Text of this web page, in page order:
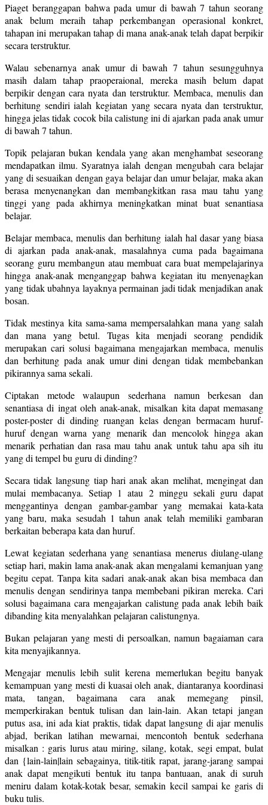
Piaget beranggapan bahwa pada umur di bawah 7 tahun seorang
anak belum meraih tahap perkembangan operasional konkret,
tahapan ini merupakan tahap di mana anak-anak telah dapat berpikir
secara terstruktur.
Walau sebenarnya anak umur di bawah 7 tahun sesungguhnya
masih dalam tahap praoperaional, mereka masih belum dapat
berpikir dengan cara nyata dan terstruktur. Membaca, menulis dan
berhitung sendiri ialah kegiatan yang secara nyata dan terstruktur,
hingga jelas tidak cocok bila calistung ini di ajarkan pada anak umur
di bawah 7 tahun.
Topik pelajaran bukan kendala yang akan menghambat seseorang
mendapatkan ilmu. Syaratnya ialah dengan mengubah cara belajar
yang di sesuaikan dengan gaya belajar dan umur belajar, maka akan
berasa menyenangkan dan membangkitkan rasa mau tahu yang
tinggi yang pada akhirnya meningkatkan minat buat senantiasa
belajar.
Belajar membaca, menulis dan berhitung ialah hal dasar yang biasa
di ajarkan pada anak-anak, masalahnya cuma pada bagaimana
seorang guru membangun atau membuat cara buat mempelajarinya
hingga anak-anak menganggap bahwa kegiatan itu menyenagkan
yang tidak ubahnya layaknya permainan jadi tidak menjadikan anak
bosan.
Tidak mestinya kita sama-sama mempersalahkan mana yang salah
dan mana yang betul. Tugas kita menjadi seorang pendidik
merupakan cari solusi bagaimana mengajarkan membaca, menulis
dan berhitung pada anak umur dini dengan tidak membebankan
pikirannya sama sekali.
Ciptakan metode walaupun sederhana namun berkesan dan
senantiasa di ingat oleh anak-anak, misalkan kita dapat memasang
poster-poster di dinding ruangan kelas dengan bermacam huruf-
huruf dengan warna yang menarik dan mencolok hingga akan
menarik perhatian dan rasa mau tahu anak untuk tahu apa sih itu
yang di tempel bu guru di dinding?
Secara tidak langsung tiap hari anak akan melihat, mengingat dan
mulai membacanya. Setiap 1 atau 2 minggu sekali guru dapat
menggantinya dengan gambar-gambar yang memakai kata-kata
yang baru, maka sesudah 1 tahun anak telah memiliki gambaran
berkaitan beberapa kata dan huruf.
Lewat kegiatan sederhana yang senantiasa menerus diulang-ulang
setiap hari, makin lama anak-anak akan mengalami kemanjuan yang
begitu cepat. Tanpa kita sadari anak-anak akan bisa membaca dan
menulis dengan sendirinya tanpa membebani pikiran mereka. Cari
solusi bagaimana cara mengajarkan calistung pada anak lebih baik
dibanding kita menyalahkan pelajaran calistungnya.
Bukan pelajaran yang mesti di persoalkan, namun bagaiaman cara
kita menyajikannya.
Mengajar menulis lebih sulit kerena memerlukan begitu banyak
kemampuan yang mesti di kuasai oleh anak, diantaranya koordinasi
mata, tangan, bagaimana cara anak memegang pinsil,
memperkirakan bentuk tulisan dan lain-lain. Akan tetapi jangan
putus asa, ini ada kiat praktis, tidak dapat langsung di ajar menulis
abjad, berikan latihan mewarnai, mencontoh bentuk sederhana
misalkan : garis lurus atau miring, silang, kotak, segi empat, bulat
dan {lain-lain|lain sebagainya, titik-titik rapat, jarang-jarang sampai
anak dapat mengikuti bentuk itu tanpa bantuaan, anak di suruh
meniru dalam kotak-kotak besar, semakin kecil sampai ke garis di
buku tulis.